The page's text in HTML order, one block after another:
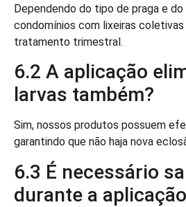
Dependendo do tipo de praga e
condomínios com lixeiras
tratamento trimestral.
6.2 A aplicação
larvas também?
Sim, nossos produtos possuem
garantindo que não haja nova
6.3 É necessário
durante a